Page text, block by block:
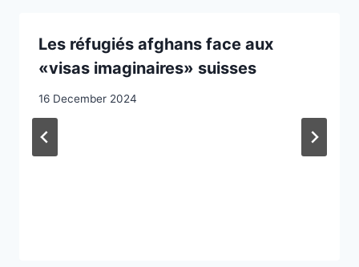
Les réfugiés afghans face aux
«visas imaginaires» suisses
16 December 2024